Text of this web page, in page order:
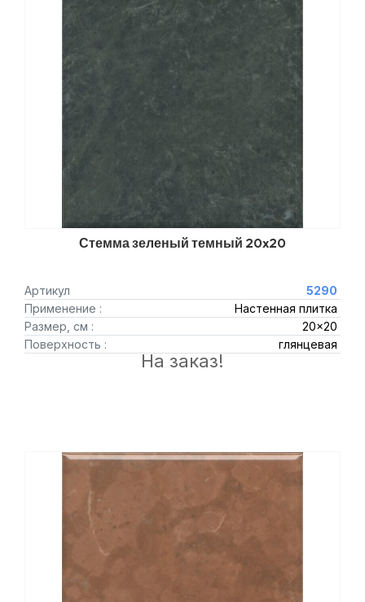
Стемма зеленый темный 20x20
Артикул
5290
Применение :
Настенная плитка
Размер, см :
20x20
Поверхность :
глянцевая
На заказ!